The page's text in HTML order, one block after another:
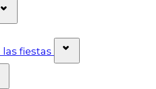
fiestas